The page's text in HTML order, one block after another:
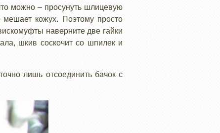
можно – просунуть шлицевую
кожух. Поэтому просто
наверните две гайки
шкив соскочит со шпилек и
лишь отсоединить бачок с